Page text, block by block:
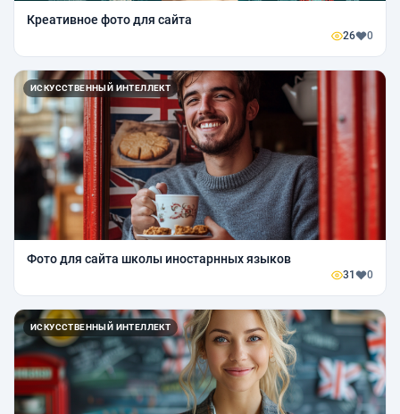
Креативное фото для сайта
26 0
ИСКУССТВЕННЫЙ ИНТЕЛЛЕКТ
Фото для сайта школы иностарнных языков
31 0
ИСКУССТВЕННЫЙ ИНТЕЛЛЕКТ